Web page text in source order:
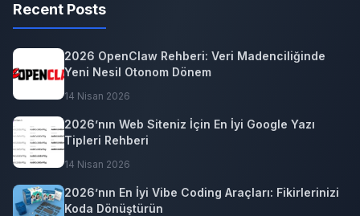
Recent Posts
2026 OpenClaw Rehberi: Veri Madenciliğinde
Yeni Nesil Otonom Dönem
14 Nisan 2026
2026’nın Web Siteniz İçin En İyi Google Yazı
Tipleri Rehberi
14 Nisan 2026
2026’nın En İyi Vibe Coding Araçları: Fikirlerinizi
Koda Dönüştürün